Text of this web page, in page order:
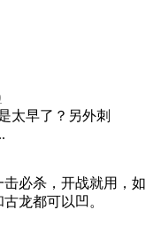
太早了？另外刺
必杀，开战就用，如
龙都可以凹。